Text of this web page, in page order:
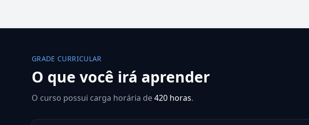
GRADE CURRICULAR
O que você irá aprender
O curso possui carga horária de420 horas.